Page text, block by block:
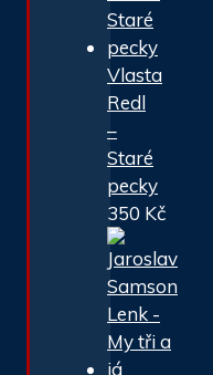
Vlasta
Redl
–
Staré
pecky
350 Kč